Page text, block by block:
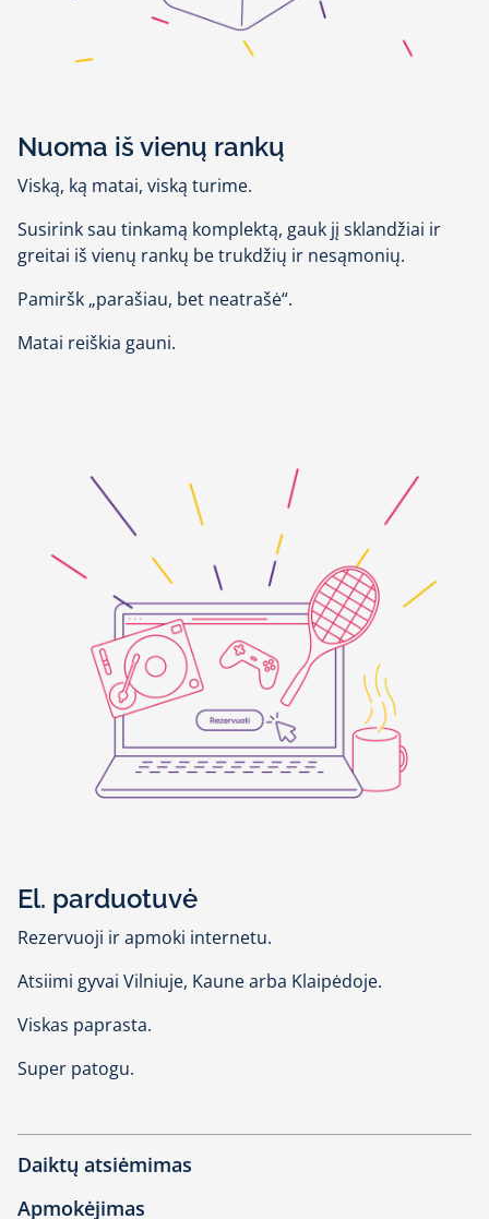
Nuoma iš vienų rankų
Viską, ką matai, viską turime.
Susirink sau tinkamą komplektą, gauk jį sklandžiai ir
greitai iš vienų rankų be trukdžių ir nesąmonių.
Pamiršk „parašiau, bet neatrašė“.
Matai reiškia gauni.
El. parduotuvė
Rezervuoji ir apmoki internetu.
Atsiimi gyvai Vilniuje, Kaune arba Klaipėdoje.
Viskas paprasta.
Super patogu.
Daiktų atsiėmimas
Apmokėjimas